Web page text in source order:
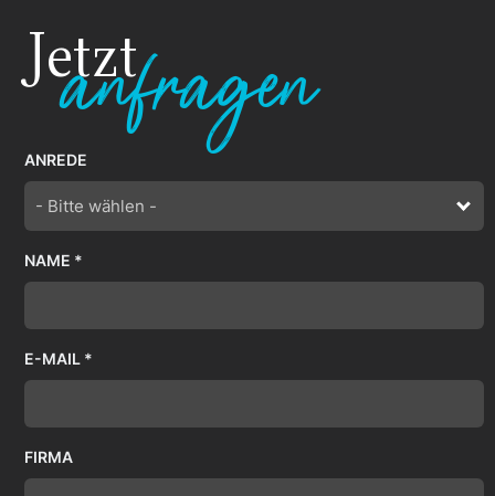
Jetzt
anfragen
ANREDE
- Bitte wählen -
NAME *
E-MAIL *
FIRMA